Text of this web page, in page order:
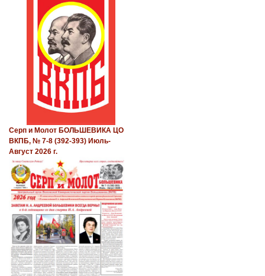
Серп и Молот БОЛЬШЕВИКА ЦО
ВКПБ, № 7-8 (392-393) Июль-
Август 2026 г.